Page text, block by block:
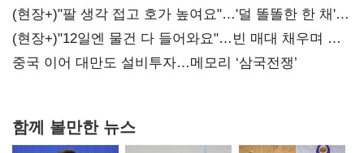
숙제
(현장+)"팔 생각 접고 호가 높여요"…'덜 똘똘한 한 채'
20억 키맞추기
(현장+)"12일엔 물건 다 들어와요"…빈 매대 채우며 문
연 홈플러스
중국 이어 대만도 설비투자…메모리 ‘삼국전쟁’
함께 볼만한 뉴스